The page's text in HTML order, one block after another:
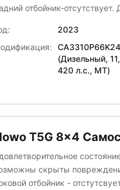
отбойник-
2023
(Дизельный,
420 л.с., МТ)
T5G 8x4
скрыты повреждения.
отбойник - отстутсвует Задние подкрылки с